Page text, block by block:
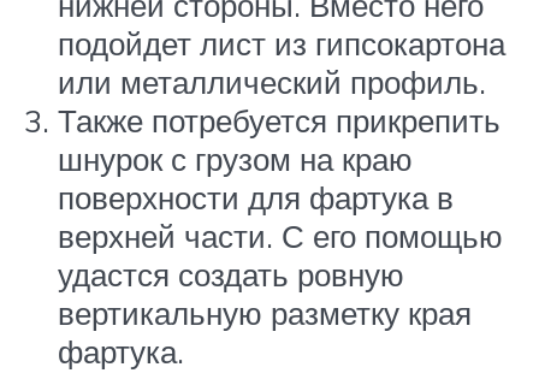
подойдет лист из гипсокартона
или металлический профиль.
Также потребуется прикрепить
шнурок с грузом на краю
поверхности для фартука в
верхней части. С его помощью
удастся создать ровную
вертикальную разметку края
фартука.